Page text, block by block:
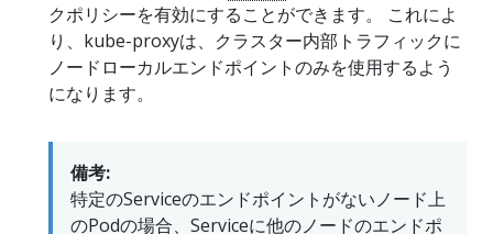
クポリシーを有効にすることができます。 これによ
り、kube-proxyは、クラスター内部トラフィックに
ノードローカルエンドポイントのみを使用するよう
になります。
備考:
特定のServiceのエンドポイントがないノード上
のPodの場合、Serviceに他のノードのエンドポ